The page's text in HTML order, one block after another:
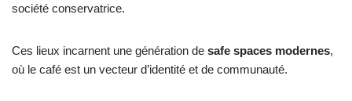
société conservatrice.
Ces lieux incarnent une génération de safe spaces modernes,
où le café est un vecteur d’identité et de communauté.